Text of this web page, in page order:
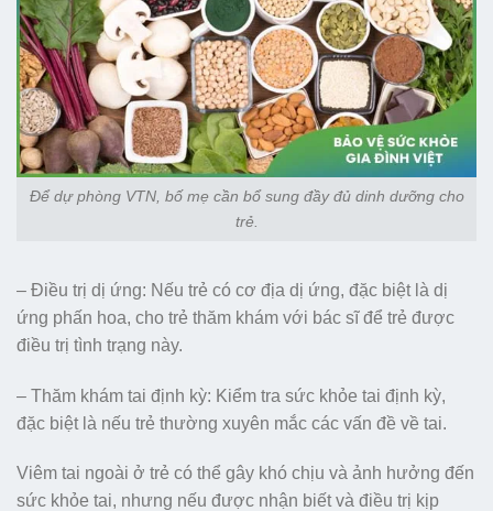
Để dự phòng VTN, bố mẹ cần bổ sung đầy đủ dinh dưỡng cho
trẻ.
– Điều trị dị ứng: Nếu trẻ có cơ địa dị ứng, đặc biệt là dị
ứng phấn hoa, cho trẻ thăm khám với bác sĩ để trẻ được
điều trị tình trạng này.
– Thăm khám tai định kỳ: Kiểm tra sức khỏe tai định kỳ,
đặc biệt là nếu trẻ thường xuyên mắc các vấn đề về tai.
Viêm tai ngoài ở trẻ có thể gây khó chịu và ảnh hưởng đến
sức khỏe tai, nhưng nếu được nhận biết và điều trị kịp